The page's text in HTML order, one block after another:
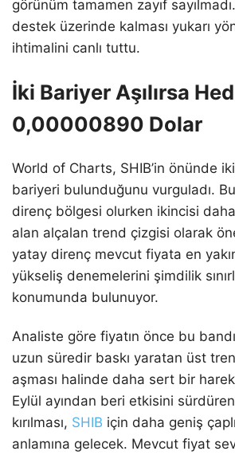
görünüm tamamen zayıf
destek üzerinde kalması yukarı
ihtimalini canlı tuttu.
İki Bariyer Aşılırsa
0,00000890 Dolar
World of Charts, SHIB’in önünde
bariyeri bulunduğunu vurguladı.
direnç bölgesi olurken ikincisi
alan alçalan trend çizgisi olarak
yatay direnç mevcut fiyata en
yükseliş denemelerini şimdilik
konumunda bulunuyor.
Analiste göre fiyatın önce bu
uzun süredir baskı yaratan üst
aşması halinde daha sert bir
Eylül ayından beri etkisini sürdüren
kırılması, SHIB için daha geniş
anlamına gelecek. Mevcut fiyat